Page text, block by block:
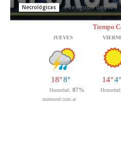
Necrológicas 4 de agosto de 2026